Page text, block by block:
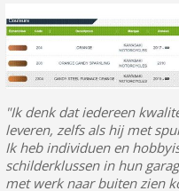
"Ik denk dat iedereen
leveren, zelfs als hij met
Ik heb individuen en
schilderklussen in hun
met werk naar buiten zien